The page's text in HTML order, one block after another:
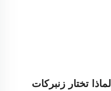
لماذا تختار زنبركات